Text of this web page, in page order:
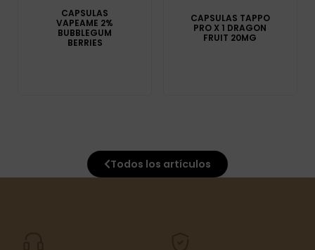
CAPSULAS
VAPEAME 2%
BUBBLEGUM
BERRIES
CAPSULAS TAPPO
PRO X 1 DRAGON
FRUIT 20MG
Todos los artículos